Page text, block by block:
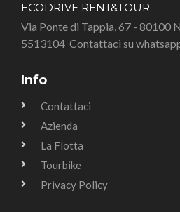
ECODRIVE RENT&TOUR
Via Ponte di Tappia, 67 - 80100
5513104 Contattaci su
Info
Contattaci
Azienda
La Flotta
Tourbike
Privacy Policy